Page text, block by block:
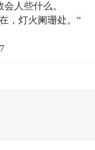
人些什么。
，灯火阑珊处。”